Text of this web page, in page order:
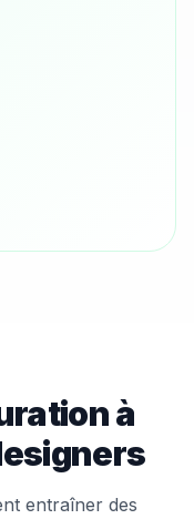
à
s
entraîner des